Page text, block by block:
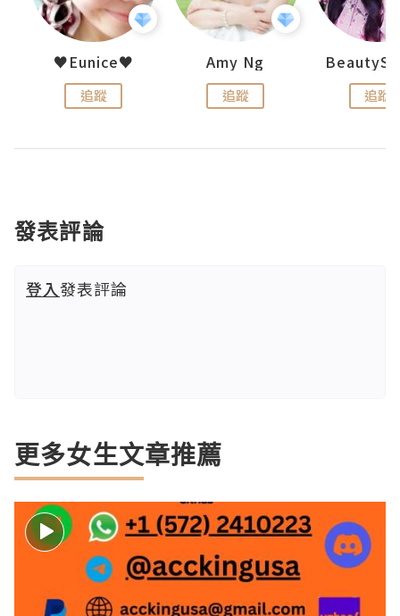
♥Eunice♥
追蹤
Amy Ng
追蹤 追蹤
發表評論
登入發表評論
更多女生文章推薦